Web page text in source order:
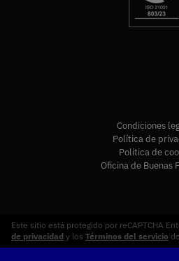
Condiciones
Política de
Política de
Oficina de Buenas
Este sitio está protegido por reCAPTCHA
de privacidad y los Términos del servicio